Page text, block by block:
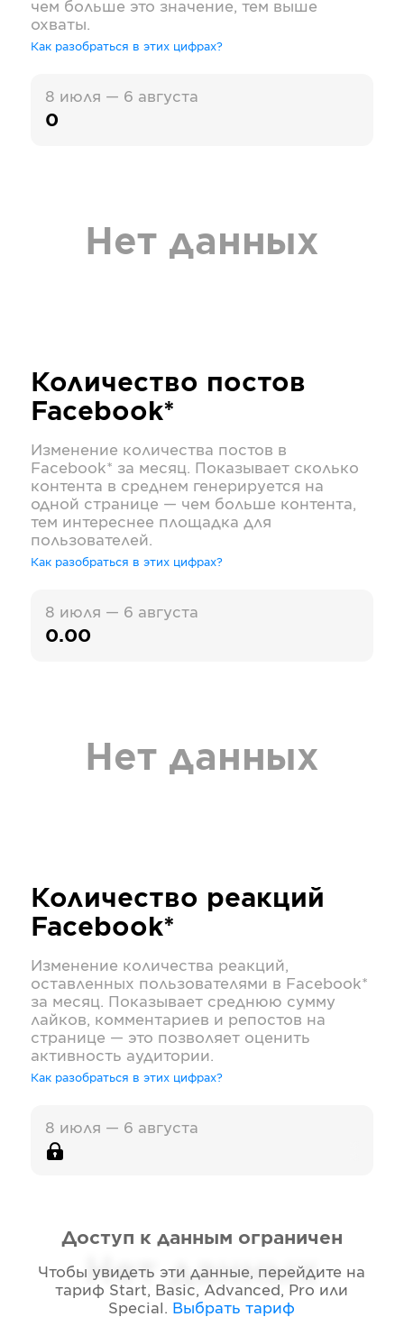
чем больше это значение, тем выше
охваты.
Как разобраться в этих цифрах?
8 июля — 6 августа
0
Нет данных
Количество постов
Facebook*
Изменение количества постов в
Facebook* за месяц. Показывает сколько
контента в среднем генерируется на
одной странице — чем больше контента,
тем интереснее площадка для
пользователей.
Как разобраться в этих цифрах?
8 июля — 6 августа
0.00
Нет данных
Количество реакций
Facebook*
Изменение количества реакций,
оставленных пользователями в Facebook*
за месяц. Показывает среднюю сумму
лайков, комментариев и репостов на
странице — это позволяет оценить
активность аудитории.
Как разобраться в этих цифрах?
8 июля — 6 августа
Нет данных
Доступ к данным ограничен
Чтобы увидеть эти данные, перейдите на
тариф Start, Basic, Advanced, Pro или
Special . Выбрать тариф